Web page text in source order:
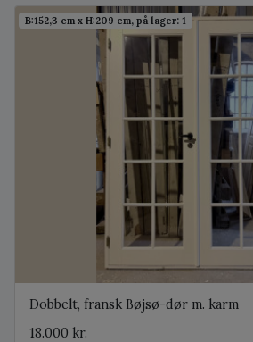
B:152,3 cm x H:209 cm, på lager: 1
Dobbelt, fransk Bøjsø-dør m. karm
18.000 kr.